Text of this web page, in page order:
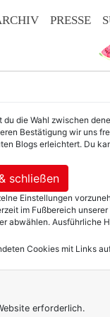
PRESSE
Nun
die Wahl zwischen
Bestätigung wir uns
Blogs erleichtert. Du
schließen
Einstellungen
im Fußbereich unserer
abwählen. Ausführliche
Cookies mit Links
erforderlich.